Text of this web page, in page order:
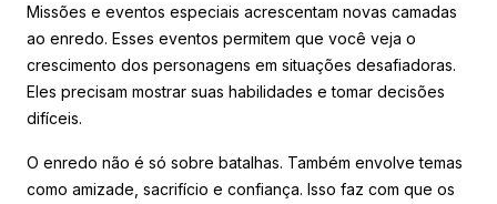
Missões e eventos especiais acrescentam novas camadas
ao enredo. Esses eventos permitem que você veja o
crescimento dos personagens em situações desafiadoras.
Eles precisam mostrar suas habilidades e tomar decisões
difíceis.
O enredo não é só sobre batalhas. Também envolve temas
como amizade, sacrifício e confiança. Isso faz com que os